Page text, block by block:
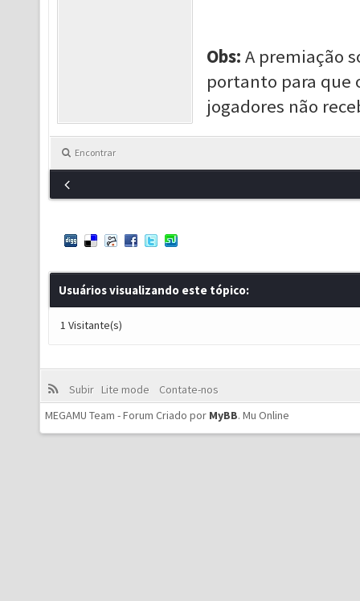
Obs: A premiação
portanto para que
jogadores não
Encontrar
Usuários visualizando este tópico:
1 Visitante(s)
Subir Lite mode
Contate-nos
MEGAMU Team - Forum Criado por MyBB. Mu Online